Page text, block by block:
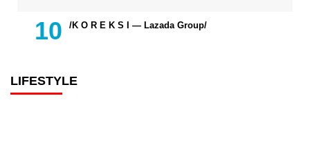
/K O R E K S I — Lazada Group/
LIFESTYLE